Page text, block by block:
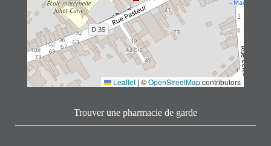
Leaflet | ©OpenStreetMapcontributors
Trouver une pharmacie de garde